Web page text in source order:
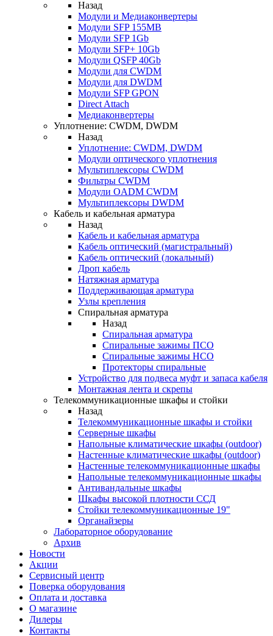
Назад
Модули и Медиаконвертеры
Модули SFP 155MB
Модули SFP 1Gb
Модули SFP+ 10Gb
Модули QSFP 40Gb
Модули для CWDM
Модули для DWDM
Модули SFP GPON
Direct Attach
Медиаконвертеры
Уплотнение: CWDM, DWDM
Назад
Уплотнение: CWDM, DWDM
Модули оптического уплотнения
Мультиплексоры CWDM
Фильтры CWDM
Модули OADM CWDM
Мультиплексоры DWDM
Кабель и кабельная арматура
Назад
Кабель и кабельная арматура
Кабель оптический (магистральный)
Кабель оптический (локальный)
Дроп кабель
Натяжная арматура
Поддерживающая арматура
Узлы крепления
Спиральная арматура
Назад
Спиральная арматура
Спиральные зажимы ПСО
Спиральные зажимы НСО
Протекторы спиральные
Устройство для подвеса муфт и запаса кабеля
Монтажная лента и скрепы
Телекоммуникационные шкафы и стойки
Назад
Телекоммуникационные шкафы и стойки
Серверные шкафы
Напольные климатические шкафы (outdoor)
Настенные климатические шкафы (outdoor)
Настенные телекоммуникационные шкафы
Напольные телекоммуникационные шкафы
Антивандальные шкафы
Шкафы высокой плотности ССД
Стойки телекоммуникационные 19"
Органайзеры
Лабораторное оборудование
Архив
Новости
Акции
Сервисный центр
Поверка оборудования
Оплата и доставка
О магазине
Дилеры
Контакты